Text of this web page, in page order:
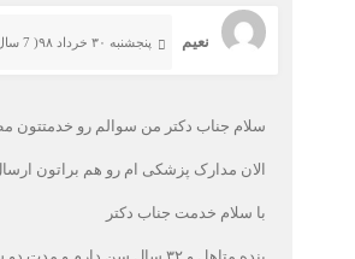
نعیم پنجشنبه ۳۰ خرداد ۹۸( 7 سال پیش)
سلام جناب دکتر من سوالم رو خدمتتون
الان مدارک پزشکی ام رو هم براتون
با سلام خدمت جناب دکتر